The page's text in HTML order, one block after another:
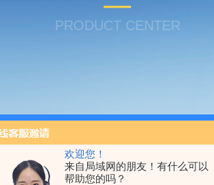
欢迎您！
来自局域网的朋友！有什么可以
帮助您的吗？
PRODUCT CENTER
广州数控GSK980TD系统故障报警分析